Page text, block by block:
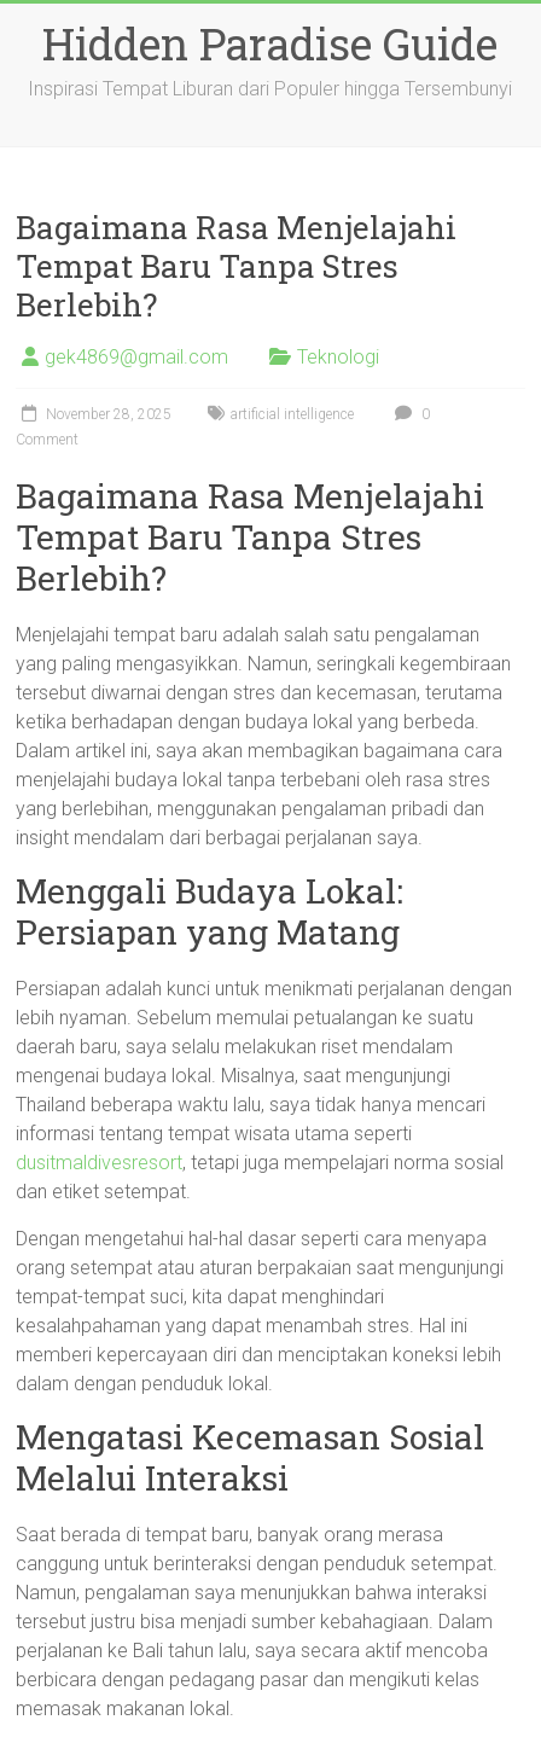
contentHidden Paradise Guide
Inspirasi Tempat Liburan dari Populer hingga Tersembunyi
Bagaimana Rasa Menjelajahi
Tempat Baru Tanpa Stres
Berlebih?
gek4869@gmail.com Teknologi
November 28, 2025 artificial intelligence
0
Comment
Bagaimana Rasa Menjelajahi
Tempat Baru Tanpa Stres
Berlebih?
Menjelajahi tempat baru adalah salah satu pengalaman
yang paling mengasyikkan. Namun, seringkali kegembiraan
tersebut diwarnai dengan stres dan kecemasan, terutama
ketika berhadapan dengan budaya lokal yang berbeda.
Dalam artikel ini, saya akan membagikan bagaimana cara
menjelajahi budaya lokal tanpa terbebani oleh rasa stres
yang berlebihan, menggunakan pengalaman pribadi dan
insight mendalam dari berbagai perjalanan saya.
Menggali Budaya Lokal:
Persiapan yang Matang
Persiapan adalah kunci untuk menikmati perjalanan dengan
lebih nyaman. Sebelum memulai petualangan ke suatu
daerah baru, saya selalu melakukan riset mendalam
mengenai budaya lokal. Misalnya, saat mengunjungi
Thailand beberapa waktu lalu, saya tidak hanya mencari
informasi tentang tempat wisata utama seperti
dusitmaldivesresort, tetapi juga mempelajari norma sosial
dan etiket setempat.
Dengan mengetahui hal-hal dasar seperti cara menyapa
orang setempat atau aturan berpakaian saat mengunjungi
tempat-tempat suci, kita dapat menghindari
kesalahpahaman yang dapat menambah stres. Hal ini
memberi kepercayaan diri dan menciptakan koneksi lebih
dalam dengan penduduk lokal.
Mengatasi Kecemasan Sosial
Melalui Interaksi
Saat berada di tempat baru, banyak orang merasa
canggung untuk berinteraksi dengan penduduk setempat.
Namun, pengalaman saya menunjukkan bahwa interaksi
tersebut justru bisa menjadi sumber kebahagiaan. Dalam
perjalanan ke Bali tahun lalu, saya secara aktif mencoba
berbicara dengan pedagang pasar dan mengikuti kelas
memasak makanan lokal.